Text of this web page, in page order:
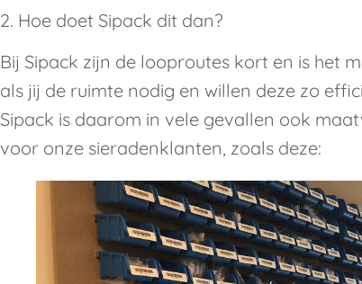
2. Hoe doet Sipack dit dan?
Bij Sipack zijn de looproutes kort en is het
als jij de ruimte nodig en willen deze zo
Sipack is daarom in vele gevallen ook
voor onze sieradenklanten, zoals deze: